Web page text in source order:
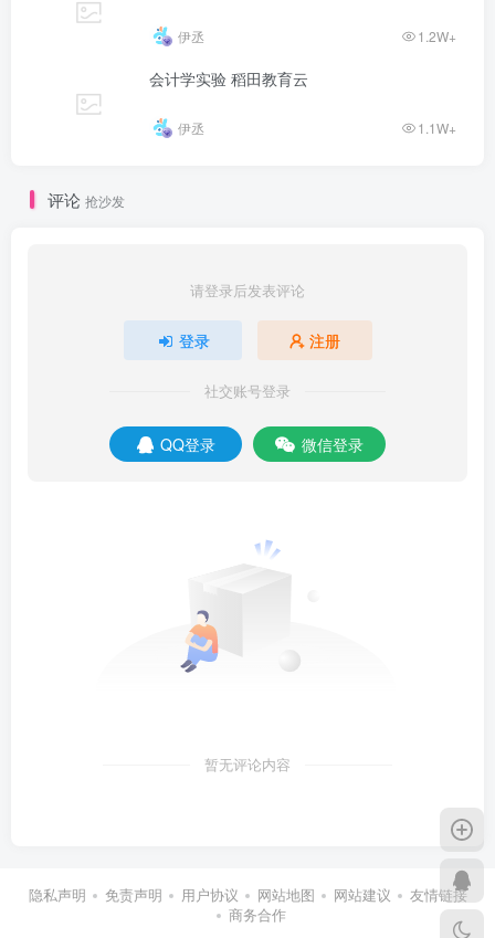
伊丞 1.2W+
会计学实验 稻田教育云
伊丞 1.1W+
评论 抢沙发
请登录后发表评论
登录 注册
社交账号登录
QQ登录 微信登录
暂无评论内容
隐私声明 免责声明 用户协议 网站地图 网站建议
友情链接
商务合作